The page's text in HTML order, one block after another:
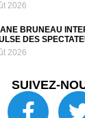
2026
BRUNEAU
DES
2026
SUIVEZ-